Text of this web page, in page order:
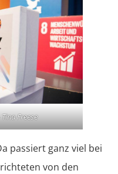
Freese
passiert ganz viel bei
von den